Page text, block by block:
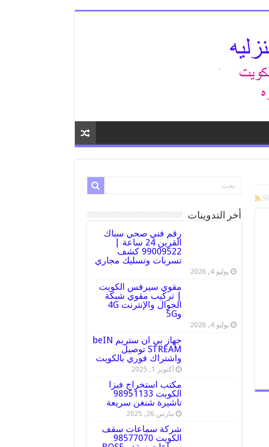
أخر التدوينات
رقم فني صحي سباك
القرين 24 ساعة |
99009522 كشف
تسربات وتسليك مجاري
يوليو 4, 2026
مقوي سيرفس الكويت
| تركيب مقوي شبكة
الجوال والإنترنت 4G
و5G
يوليو 4, 2026
جهاز بي ان ستريم beIN
STREAM توصيل
واشتراك فوري بالكويت
أكتوبر 1, 2025
مكتب استخراج فيزا
الكويت 98951133
تاشيرة شنغن سريعة
مارس 26, 2025
شركة سماعات سقف
الكويت 98577070